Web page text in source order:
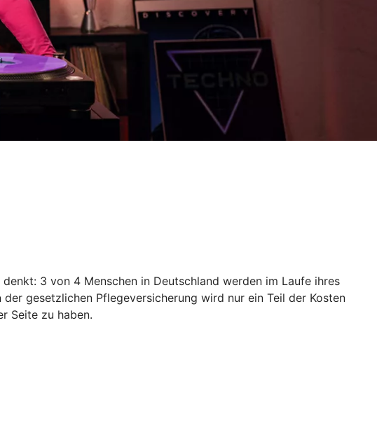
3 von 4 Menschen in Deutschland werden im Laufe ihres
gesetzlichen Pflegeversicherung wird nur ein Teil der Kosten
Seite zu haben.